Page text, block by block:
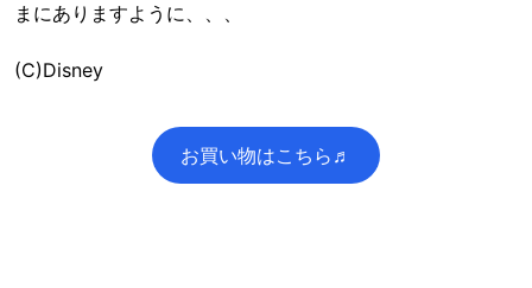
まにありますように、、、
(C)Disney
お買い物はこちら♬